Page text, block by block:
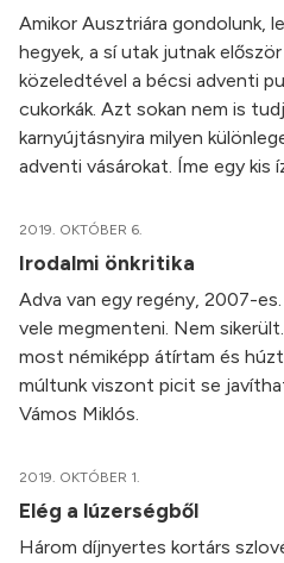
Amikor Ausztriára gondolunk,
hegyek, a sí utak jutnak
közeledtével a bécsi adventi
cukorkák. Azt sokan nem is
karnyújtásnyira milyen
adventi vásárokat. Íme egy kis
2019. OKTÓBER 6.
Irodalmi önkritika
Adva van egy regény, 2007-
vele megmenteni. Nem
most némiképp átírtam és
múltunk viszont picit se
Vámos Miklós.
2019. OKTÓBER 1.
Elég a lúzerségből
Három díjnyertes kortárs